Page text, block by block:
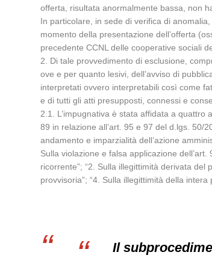
offerta, risultata anormalmente bassa, non
In particolare, in sede di verifica di
momento della presentazione dell’offerta
precedente CCNL delle cooperative sociali
2. Di tale provvedimento di esclusione,
ove e per quanto lesivi, dell’avviso di
interpretati ovvero interpretabili così come
e di tutti gli atti presupposti, connessi e
2.1. L’impugnativa è stata affidata a
89 in relazione all’art. 95 e 97 del d.lgs. 50/
andamento e imparzialità dell’azione
Sulla violazione e falsa applicazione
ricorrente”; “2. Sulla illegittimità derivata
provvisoria”; “4. Sulla illegittimità della intera
Il